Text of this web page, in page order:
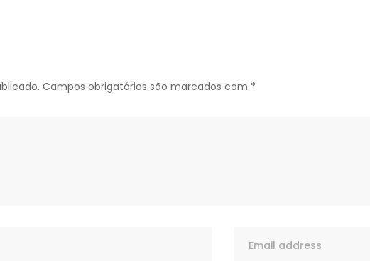
Campos obrigatórios são marcados com *